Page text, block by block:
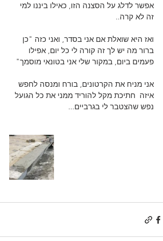
אפשר לדלג על הסצנה הזו, כאילו ביננו למי
זה לא קרה..
ואז היא שואלת אם אני בסדר, ואני כזה "כן
ברור מה יש לך זה קורה לי כל יום, אפילו
פעמים ביום, במקור שלי אני בטונאי מוסמך"
אני מניח את הקרטונים, בורח ומנסה לחפש
איזה  חתיכת מקל להוריד ממני את כל הגועל
נפש שהצטבר לי בגרביים...